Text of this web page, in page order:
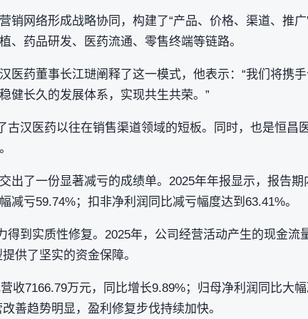
销网络形成战略协同，构建了“产品、价格、渠道、推
、药品研发、医药流通、零售终端等链路。
医药董事长江琎阐释了这一模式，他表示：“我们将携
健长久的发展体系，实现共生共荣。”
古汉医药以往在销售渠道领域的短板。同时，也是恒昌
出了一份显著减亏的成绩单。2025年年报显示，报告
减亏59.74%；扣非净利润同比减亏幅度达到63.41%。
得到实质性修复。2025年，公司经营活动产生的现金流
供了坚实的资金保障。
收7166.79万元，同比增长9.89%；归母净利润同比大
善趋势明显，盈利修复步伐持续加快。